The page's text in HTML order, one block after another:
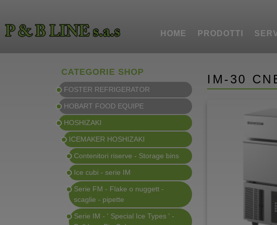
HOME PRODOTTI
CATEGORIE SHOP
FOSTER REFRIGERATOR
HOBART FOOD EQUIPE
HOSHIZAKI
ICEMAKER HOSHIZAKI
Contenitori riserve - Storage bins
Ice cubi - serie IM
Serie FM - Flake o nuggett -
scaglie - pipette
Serie IM - ' Special Ice Types ' -
IM-30